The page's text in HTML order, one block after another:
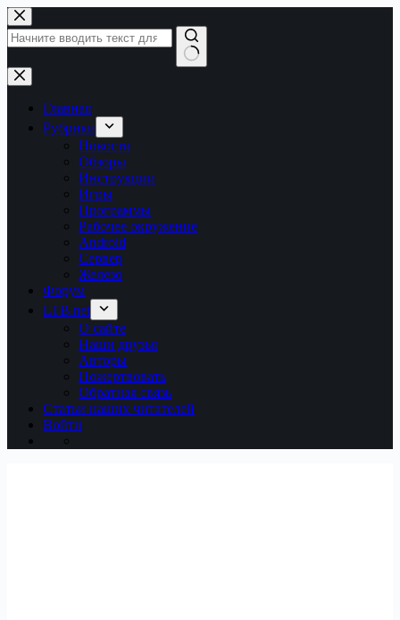
Перейти
к
сути
Ничего
не
найденоГлавная
Рубрики
Новости
Обзоры
Инструкции
Игры
Программы
Рабочее окружение
Android
Сервер
Железо
Форум
LTB.net
О сайте
Наши друзья
Авторы
Пожертвовать
Обратная связь
Статьи наших читателей
Войти